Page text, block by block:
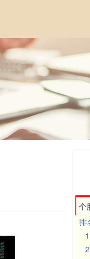
个
排
1
2